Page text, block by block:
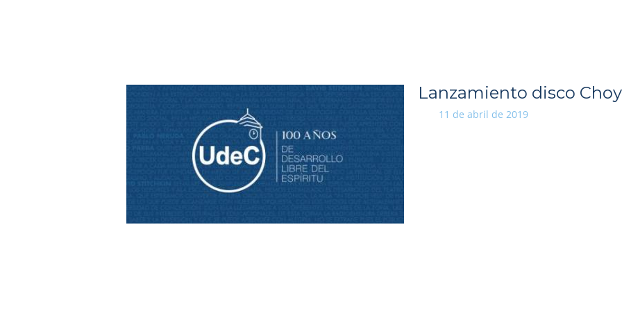
Lanzamiento disco
11 de abril de 2019